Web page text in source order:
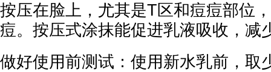
按压在脸上，尤其是T区和痘痘部位
痘。按压式涂抹能促进乳液吸收，减
做好使用前测试：使用新水乳前，取